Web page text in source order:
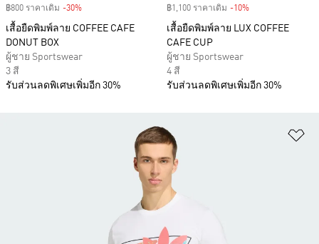
฿800 ราคาเดิม -30%
เสื้อยืดพิมพ์ลาย COFFEE CAFE
DONUT BOX
ผู้ชาย Sportswear
3 สี
รับส่วนลดพิเศษเพิ่มอีก 30%
฿1,100 ราคาเดิม -10%
เสื้อยืดพิมพ์ลาย LUX COFFEE
CAFE CUP
ผู้ชาย Sportswear
4 สี
รับส่วนลดพิเศษเพิ่มอีก 30%